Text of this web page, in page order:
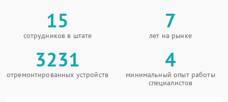
15
сотрудников в штате
7
лет на рынке
3231
отремонтированных устройств
4
минимальный опыт работы
специалистов